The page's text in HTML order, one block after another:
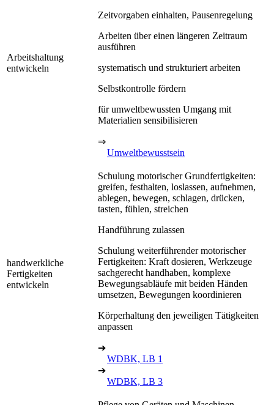
Arbeitshaltung
entwickeln
Zeitvorgaben einhalten, Pausenregelung
Arbeiten über einen längeren Zeitraum
ausführen
systematisch und strukturiert arbeiten
Selbstkontrolle fördern
für umweltbewussten Umgang mit
Materialien sensibilisieren
⇒
Umweltbewusstsein
handwerkliche
Fertigkeiten
entwickeln
Schulung motorischer Grundfertigkeiten:
greifen, festhalten, loslassen, aufnehmen,
ablegen, bewegen, schlagen, drücken,
tasten, fühlen, streichen
Handführung zulassen
Schulung weiterführender motorischer
Fertigkeiten: Kraft dosieren, Werkzeuge
sachgerecht handhaben, komplexe
Bewegungsabläufe mit beiden Händen
umsetzen, Bewegungen koordinieren
Körperhaltung den jeweiligen Tätigkeiten
anpassen
➔
WDBK, LB 1
➔
WDBK, LB 3